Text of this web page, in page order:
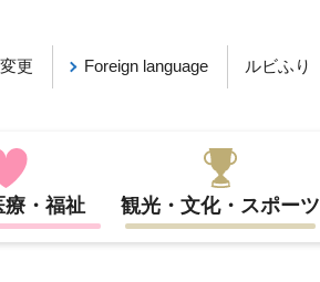
更 Foreign language ルビふり
療・福祉 観光・文化・スポーツ